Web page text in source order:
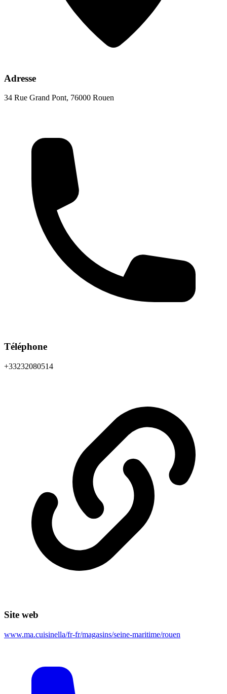
Adresse
34 Rue Grand Pont, 76000 Rouen
Téléphone
+33232080514
Site web
www.ma.cuisinella/fr-fr/magasins/seine-maritime/rouen